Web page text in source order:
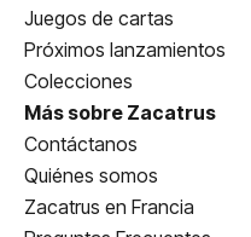
Juegos de cartas
Próximos lanzamientos
Colecciones
Más sobre Zacatrus
Contáctanos
Quiénes somos
Zacatrus en Francia